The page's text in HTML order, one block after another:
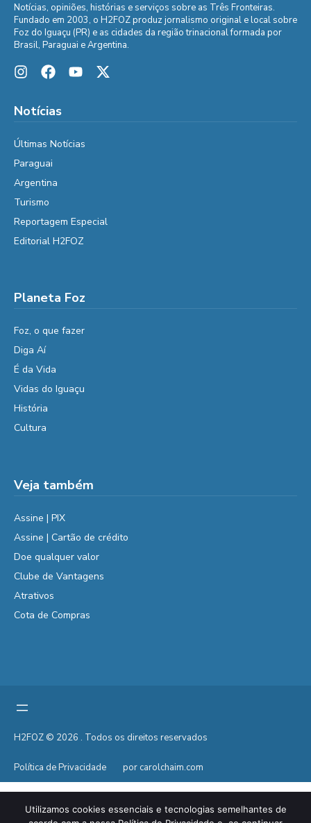
Notícias, opiniões, histórias e serviços sobre as Três Fronteiras.
Fundado em 2003, o H2FOZ produz jornalismo original e local sobre
Foz do Iguaçu (PR) e as cidades da região trinacional formada por
Brasil, Paraguai e Argentina.
Notícias
Últimas Notícias
Paraguai
Argentina
Turismo
Reportagem Especial
Editorial H2FOZ
Planeta Foz
Foz, o que fazer
Diga Aí
É da Vida
Vidas do Iguaçu
História
Cultura
Veja também
Assine | PIX
Assine | Cartão de crédito
Doe qualquer valor
Clube de Vantagens
Atrativos
Cota de Compras
H2FOZ © 2026 . Todos os direitos reservados
Política de Privacidade por carolchaim.com
Utilizamos cookies essenciais e tecnologias semelhantes de